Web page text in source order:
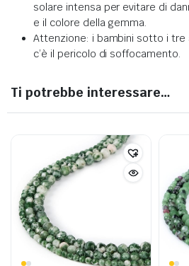
solare intensa per evitare di
e il colore della gemma.
Attenzione: i bambini sotto i tre
c’è il pericolo di soffocamento.
Ti potrebbe interessare…